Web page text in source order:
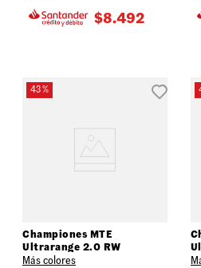
$8.492
43 %
Championes MTE
Ultrarange 2.0 RW
Más colores